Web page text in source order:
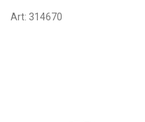
Art: 314670